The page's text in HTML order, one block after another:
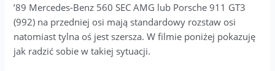
’89 Mercedes-Benz 560 SEC AMG lub Porsche 911 GT3
(992) na przedniej osi mają standardowy rozstaw osi
natomiast tylna oś jest szersza. W filmie poniżej pokazuję
jak radzić sobie w takiej sytuacji.